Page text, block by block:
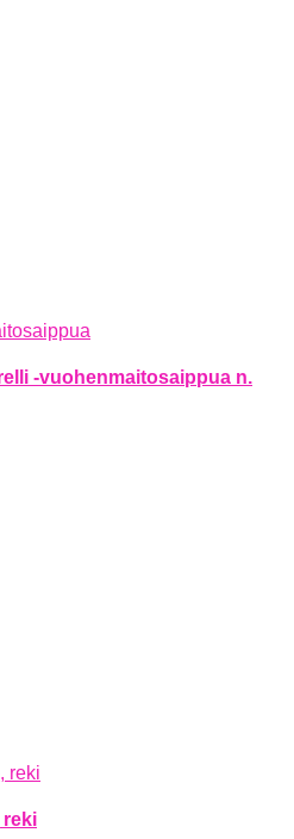
-vuohenmaitosaippua n.
reki